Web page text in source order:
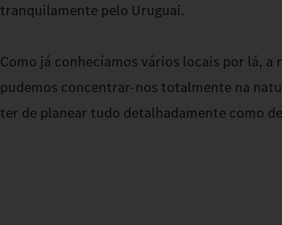
tranquilamente pelo Uruguai.
Como já conhecíamos vários locais por lá,
pudemos concentrar‑nos totalmente na
ter de planear tudo detalhadamente como